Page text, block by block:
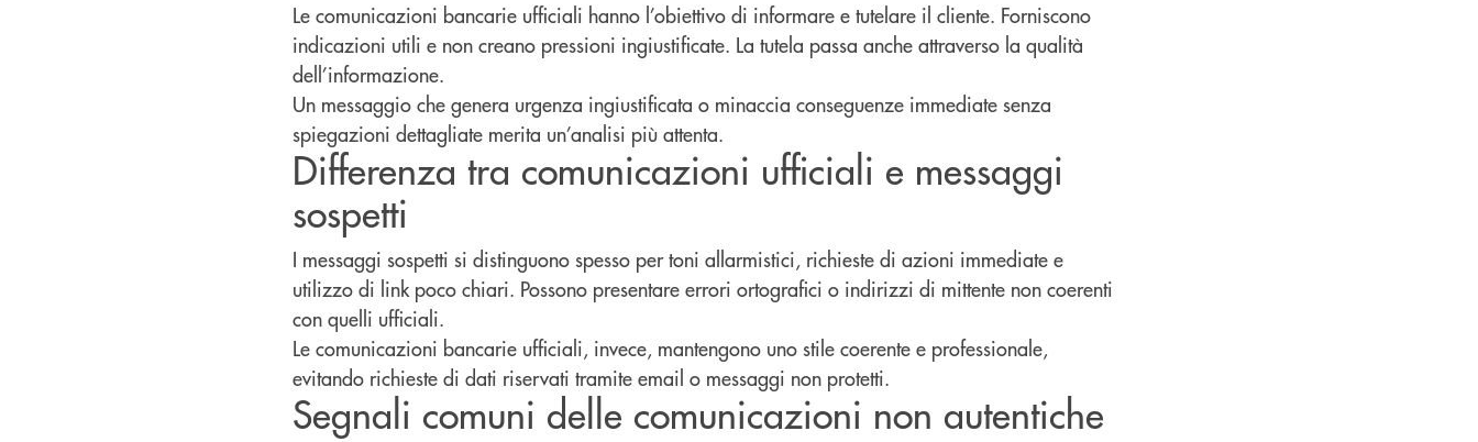
Le comunicazioni bancarie ufficiali hanno l’obiettivo di informare e tutelare il cliente. Forniscono
indicazioni utili e non creano pressioni ingiustificate. La tutela passa anche attraverso la qualità
dell’informazione.
Un messaggio che genera urgenza ingiustificata o minaccia conseguenze immediate senza
spiegazioni dettagliate merita un’analisi più attenta.
Differenza tra comunicazioni ufficiali e messaggi
sospetti
I messaggi sospetti si distinguono spesso per toni allarmistici, richieste di azioni immediate e
utilizzo di link poco chiari. Possono presentare errori ortografici o indirizzi di mittente non coerenti
con quelli ufficiali.
Le comunicazioni bancarie ufficiali, invece, mantengono uno stile coerente e professionale,
evitando richieste di dati riservati tramite email o messaggi non protetti.
Segnali comuni delle comunicazioni non autentiche